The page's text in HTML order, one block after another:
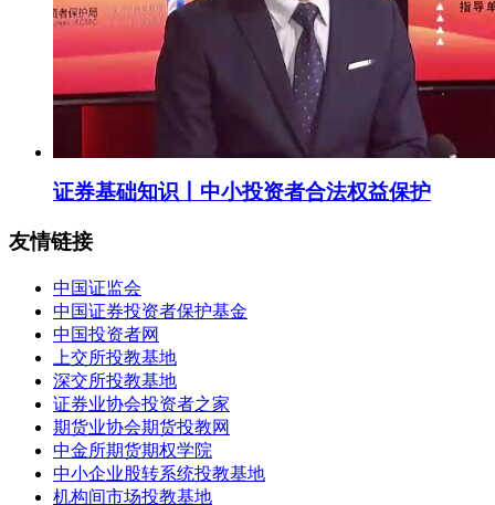
证券基础知识丨中小投资者合法权益保护
友情链接
中国证监会
中国证券投资者保护基金
中国投资者网
上交所投教基地
深交所投教基地
证券业协会投资者之家
期货业协会期货投教网
中金所期货期权学院
中小企业股转系统投教基地
机构间市场投教基地